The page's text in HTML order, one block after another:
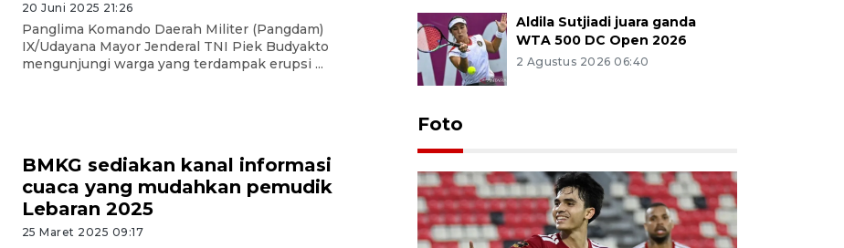
20 Juni 2025 21:26
Panglima Komando Daerah Militer (Pangdam)
IX/Udayana Mayor Jenderal TNI Piek Budyakto
mengunjungi warga yang terdampak erupsi ...
BMKG sediakan kanal informasi
cuaca yang mudahkan pemudik
Lebaran 2025
25 Maret 2025 09:17
Aldila Sutjiadi juara ganda
WTA 500 DC Open 2026
2 Agustus 2026 06:40
Foto